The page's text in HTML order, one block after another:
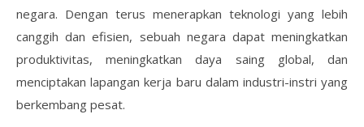
negara. Dengan terus menerapkan teknologi yang lebih
canggih dan efisien, sebuah negara dapat meningkatkan
produktivitas, meningkatkan daya saing global, dan
menciptakan lapangan kerja baru dalam industri-instri yang
berkembang pesat.